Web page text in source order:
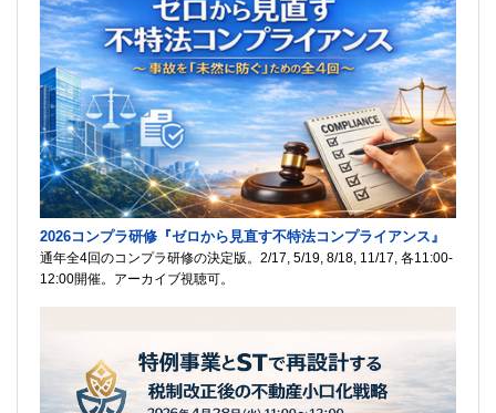
2026コンプラ研修『ゼロから見直す不特法コンプライアンス』
通年全4回のコンプラ研修の決定版。2/17, 5/19, 8/18, 11/17, 各11:00-
12:00開催。アーカイブ視聴可。